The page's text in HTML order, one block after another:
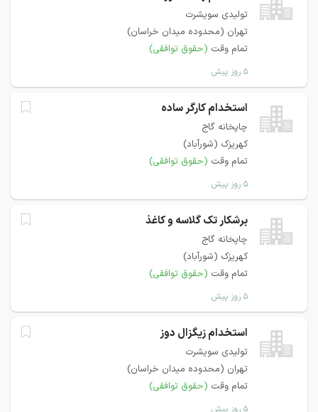
تولیدی سویشرت
تهران (محدوده میدان خراسان)
تمام وقت (حقوق توافقی)
۵ روز پیش
استخدام کارگر ساده
چاپخانه گاج
کهریزک (شورآباد)
تمام وقت (حقوق توافقی)
۵ روز پیش
برشکار تک گلاسه و کاغذ
چاپخانه گاج
کهریزک (شورآباد)
تمام وقت (حقوق توافقی)
۵ روز پیش
استخدام زیگزال دوز
تولیدی سویشرت
تهران (محدوده میدان خراسان)
تمام وقت (حقوق توافقی)
۵ روز پیش